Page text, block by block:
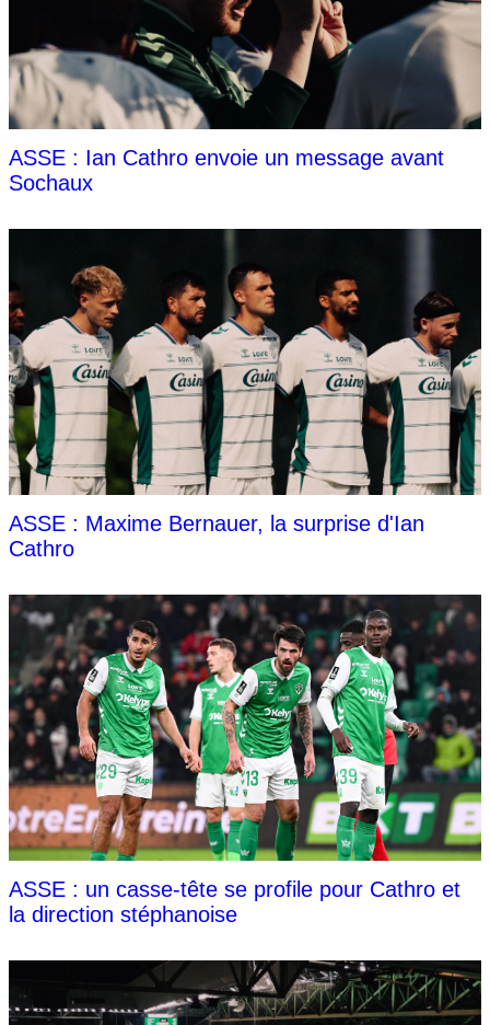
ASSE : Ian Cathro envoie un message avant
Sochaux
ASSE : Maxime Bernauer, la surprise d'Ian
Cathro
ASSE : un casse-tête se profile pour Cathro et
la direction stéphanoise